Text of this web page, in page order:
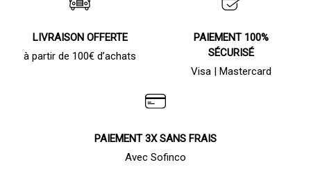
LIVRAISON OFFERTE
à partir de 100€ d’achats
PAIEMENT 100%
SÉCURISÉ
Visa | Mastercard
PAIEMENT 3X SANS FRAIS
Avec Sofinco